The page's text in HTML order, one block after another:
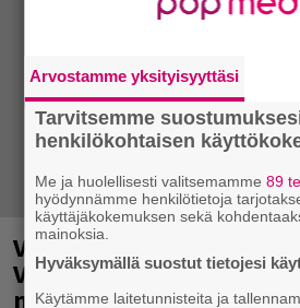
Valtava Yle 100 vuotta -
Veikkaus Arenalla
myös metalliklassikot-
Arvostamme yksityisyyttäsi
Tarvitsemme
henkilökohtaisen
Me ja huolellisesti valitsemamme89
hyödynnämme henkilötietoja
käyttäjäkokemuksen sekä
mainoksia.
Hyväksymällä suostut tietojesi
Käytämme laitetunnisteita ja